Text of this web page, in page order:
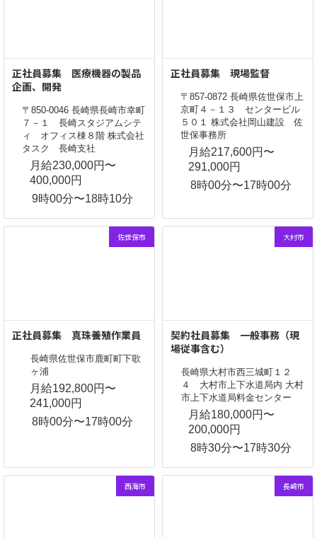
正社員募集 医療機器の製品
企画、開発
〒850-0046 長崎県長崎市幸町
７－１ 長崎スタジアムシテ
ィ オフィス棟８階 株式会社
タスク 長崎支社
月給230,000円〜
400,000円
9時00分〜18時10分
正社員募集 現場監督
〒857-0872 長崎県佐世保市上
京町４－１３ センタービル
５０１ 株式会社岡山建設 佐
世保事務所
月給217,600円〜
291,000円
8時00分〜17時00分
佐世保市
正社員募集 真珠養殖作業員
長崎県佐世保市鹿町町下歌
ヶ浦
月給192,800円〜
241,000円
8時00分〜17時00分
大村市
契約社員募集 一般事務（現
場従事含む）
長崎県大村市西三城町１２
４ 大村市上下水道局内 大村
市上下水道局料金センター
月給180,000円〜
200,000円
8時30分〜17時30分
西海市 長崎市